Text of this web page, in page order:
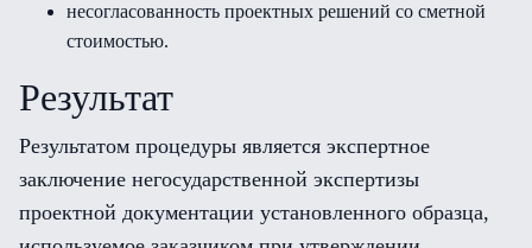
несогласованность проектных решений со сметной
стоимостью.
Результат
Результатом процедуры является экспертное
заключение негосударственной экспертизы
проектной документации установленного образца,